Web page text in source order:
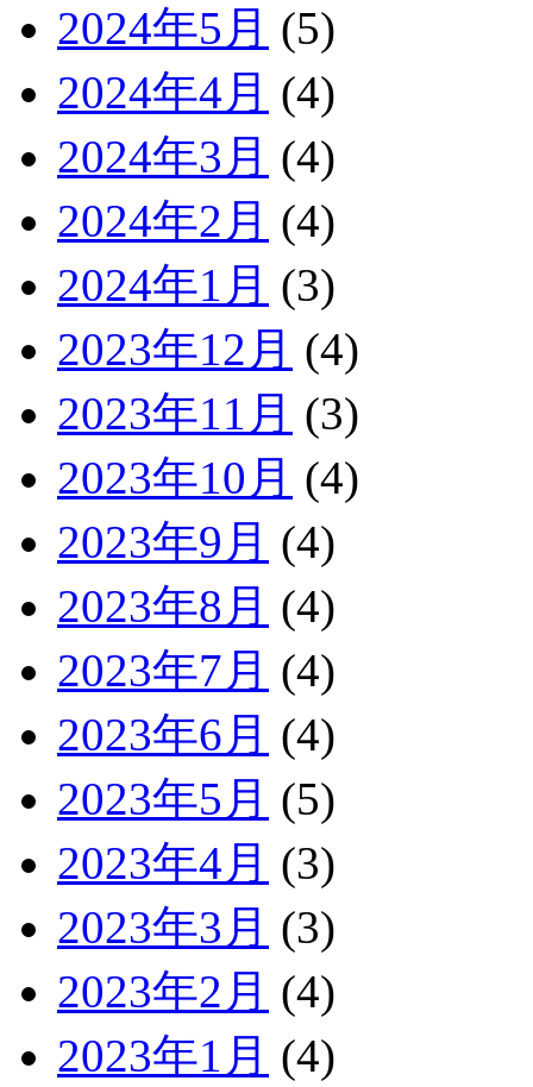
2024年5月 (5)
2024年4月 (4)
2024年3月 (4)
2024年2月 (4)
2024年1月 (3)
2023年12月 (4)
2023年11月 (3)
2023年10月 (4)
2023年9月 (4)
2023年8月 (4)
2023年7月 (4)
2023年6月 (4)
2023年5月 (5)
2023年4月 (3)
2023年3月 (3)
2023年2月 (4)
2023年1月 (4)